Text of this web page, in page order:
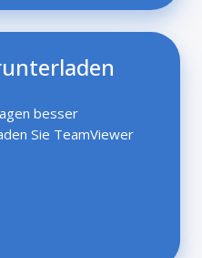
besser
Sie TeamViewer